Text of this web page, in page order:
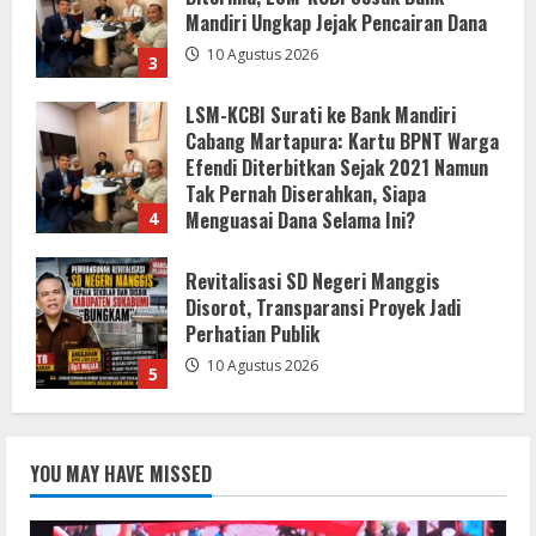
4
Efendi Diterbitkan Sejak 2021 Namun
Tak Pernah Diserahkan, Siapa
Menguasai Dana Selama Ini?
5
Revitalisasi SD Negeri Manggis
Disorot, Transparansi Proyek Jadi
Perhatian Publik
10 Agustus 2026
1
Gelar Jajaran Festival, Pemkab KBB
Gerakkan UMKM di HUT ke-19 Tanpa
APBD
10 Agustus 2026
2
Ditahan,Hak Bantuan Hilang Tanpa
Kejelasan
YOU MAY HAVE MISSED